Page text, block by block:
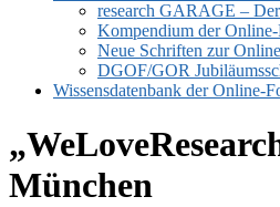
research GARAGE –
Kompendium der
Neue Schriften zur
DGOF/GOR
Wissensdatenbank der Online-
München